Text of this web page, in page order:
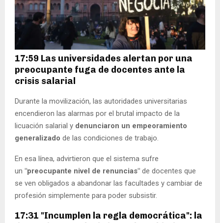
17:59 Las universidades alertan por una
preocupante fuga de docentes ante la
crisis salarial
Durante la movilización, las autoridades universitarias
encendieron las alarmas por el brutal impacto de la
licuación salarial y denunciaron un empeoramiento
generalizado de las condiciones de trabajo.
En esa línea, advirtieron que el sistema sufre
un "preocupante nivel de renuncias" de docentes que
se ven obligados a abandonar las facultades y cambiar de
profesión simplemente para poder subsistir.
17:31 "Incumplen la regla democrática": la